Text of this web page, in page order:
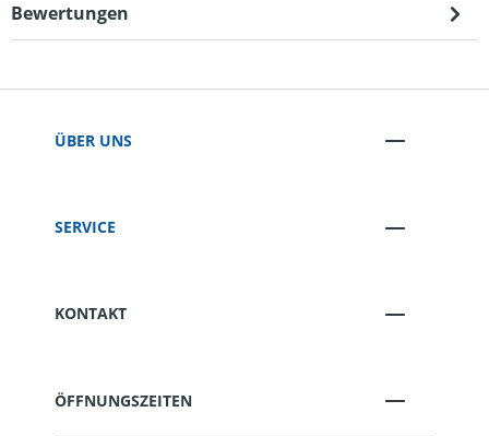
Bewertungen
ÜBER UNS
SERVICE
KONTAKT
ÖFFNUNGSZEITEN